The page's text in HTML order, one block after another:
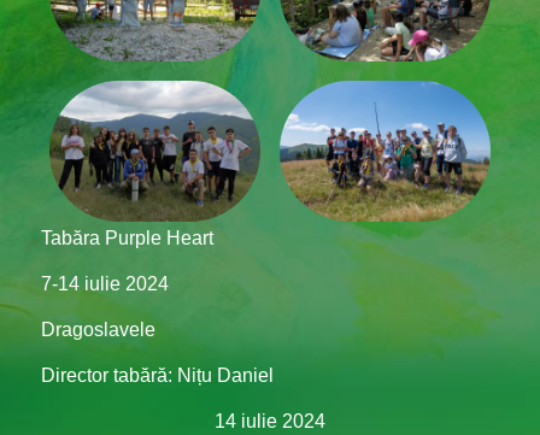
Tabăra Purple Heart
7-14 iulie 2024
Dragoslavele
Director tabără: Nițu Daniel
14 iulie 2024